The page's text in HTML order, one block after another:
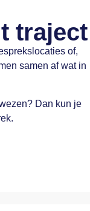
traject
of,
samen af wat in
Dan kun je